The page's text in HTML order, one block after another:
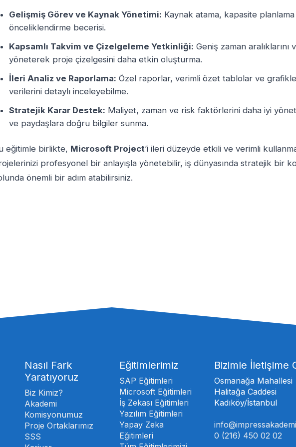
Gelişmiş Görev ve Kaynak Yönetimi: Kaynak atama, kapasite
önceliklendirme becerisi.
Kapsamlı Takvim ve Çizelgeleme Yetkinliği: Geniş zaman aralıklarını
yöneterek proje çizelgesini daha etkin oluşturma.
İleri Analiz ve Raporlama: Özel raporlar, verimli özet tablolar ve
verilerini detaylı inceleyebilme.
Stratejik Karar Destek: Maliyet, zaman ve risk faktörlerini daha iyi
ve paydaşlara doğru bilgiler sunma.
eğitimle birlikte, Microsoft Project’i ileri düzeyde etkili ve verimli
profesyonel bir anlayışla yönetebilir, iş dünyasında stratejik bir
önemli bir adım atabilirsiniz.
Nasıl Fark
Yaratıyoruz
Biz Kimiz?
Akademi
Komisyonumuz
Proje Ortaklarımız
SSS
Eğitimlerimiz
SAP Eğitimleri
Microsoft Eğitimleri
İş Zekası Eğitimleri
Yazılım Eğitimleri
Yapay Zeka
Eğitimleri
Bizimle İletişime
Osmanağa Mahallesi
Halitağa Caddesi
Kadıköy/İstanbul
0 (216) 450 02 02